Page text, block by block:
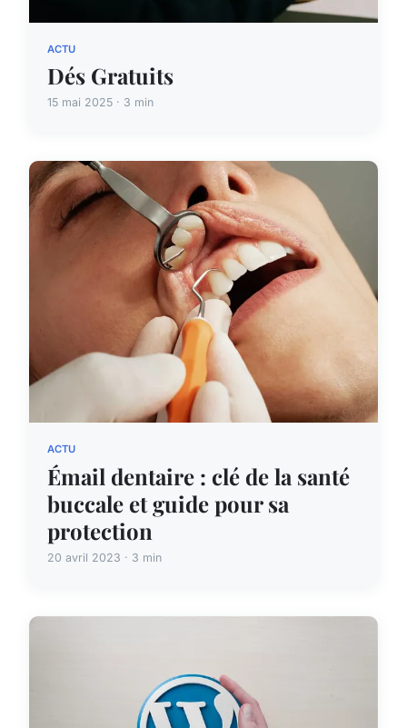
ACTU
Dés Gratuits
15 mai 2025 · 3 min
ACTU
Émail dentaire : clé de la santé
buccale et guide pour sa
protection
20 avril 2023 · 3 min